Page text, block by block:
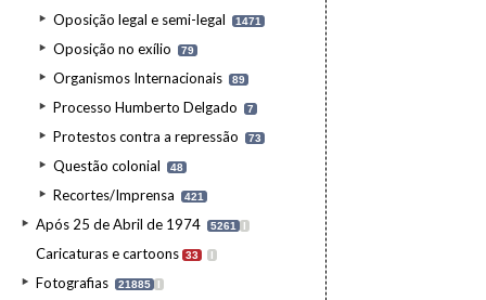
Oposição legal e semi-legal 1471
Oposição no exílio 79
Organismos Internacionais 89
Processo Humberto Delgado 7
Protestos contra a repressão 73
Questão colonial 48
Recortes/Imprensa 421
Após 25 de Abril de 1974 5261 I
Caricaturas e cartoons 33 I
Fotografias 21885 I